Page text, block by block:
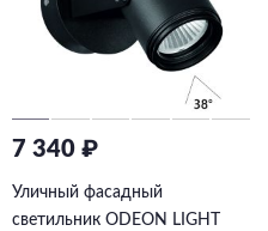
7 340 ₽
Уличный фасадный
светильник ODEON LIGHT